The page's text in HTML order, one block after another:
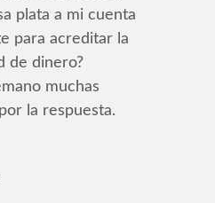
plata a mi cuenta
para acreditar la
de dinero?
muchas
la respuesta.